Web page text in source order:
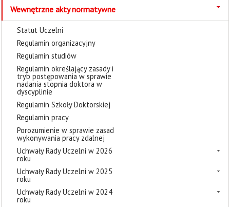
Wewnętrzne akty normatywne
Statut Uczelni
Regulamin organizacyjny
Regulamin studiów
Regulamin określający zasady i
tryb postępowania w sprawie
nadania stopnia doktora w
dyscyplinie
Regulamin Szkoły Doktorskiej
Regulamin pracy
Porozumienie w sprawie zasad
wykonywania pracy zdalnej
Uchwały Rady Uczelni w 2026
roku
Uchwały Rady Uczelni w 2025
roku
Uchwały Rady Uczelni w 2024
roku